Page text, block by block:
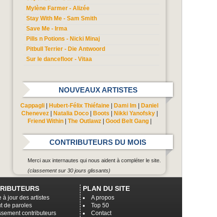
Mylène Farmer - Alizée
Stay With Me - Sam Smith
Save Me - Irma
Pills n Potions - Nicki Minaj
Pitbull Terrier - Die Antwoord
Sur le dancefloor - Vitaa
NOUVEAUX ARTISTES
Cappagli Hubert-Félix Thiéfaine Dami Im
Daniel
Chenevez| Natalia Doco| Boots Nikki Yanofsky|
Friend Within| The Outlawz| Good Belt Gang|
CONTRIBUTEURS DU MOIS
Merci aux internautes qui nous aident à compléter le site.
(classement sur 30 jours glissants)
PLAN DU SITE
A propos
Top 50
Contact
à jour des artistes
de paroles
contributeurs